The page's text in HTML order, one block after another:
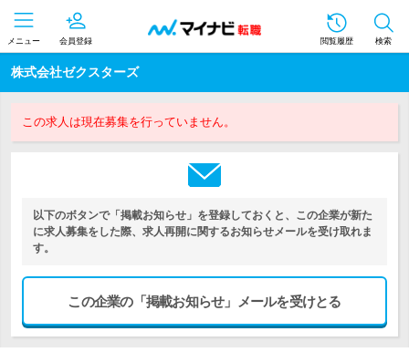
メニュー 会員登録 閲覧履歴 検索
株式会社ゼクスターズ
この求人は現在募集を行っていません。
以下のボタンで「掲載お知らせ」を登録しておくと、この企業が新た
に求人募集をした際、求人再開に関するお知らせメールを受け取れま
す。
この企業の「掲載お知らせ」メールを受けとる